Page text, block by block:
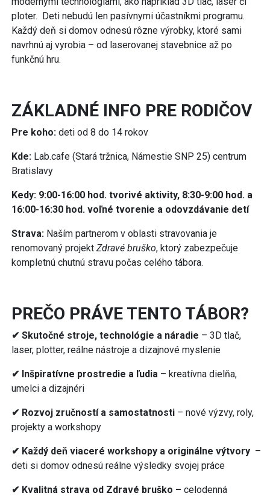
ploter. Deti nebudú len pasívnymi účastníkmi programu.
Každý deň si domov odnesú rôzne výrobky, ktoré sami
navrhnú aj vyrobia – od laserovanej stavebnice až po
funkčnú hru.
ZÁKLADNÉ INFO PRE RODIČOV
Pre koho: deti od 8 do 14 rokov
Kde: Lab.cafe (Stará tržnica, Námestie SNP 25) centrum
Bratislavy
Kedy: 9:00-16:00 hod. tvorivé aktivity, 8:30-9:00 hod. a
16:00-16:30 hod. voľné tvorenie a odovzdávanie detí
Strava: Naším partnerom v oblasti stravovania je
renomovaný projekt Zdravé bruško, ktorý zabezpečuje
kompletnú chutnú stravu počas celého tábora.
PREČO PRÁVE TENTO TÁBOR?
✔ Skutočné stroje, technológie a náradie – 3D tlač,
laser, plotter, reálne nástroje a dizajnové myslenie
✔ Inšpiratívne prostredie a ľudia – kreatívna dielňa,
umelci a dizajnéri
✔ Rozvoj zručností a samostatnosti – nové výzvy, roly,
projekty a workshopy
✔ Každý deň viaceré workshopy a originálne výtvory –
deti si domov odnesú reálne výsledky svojej práce
✔ Kvalitná strava od Zdravé bruško – celodenná